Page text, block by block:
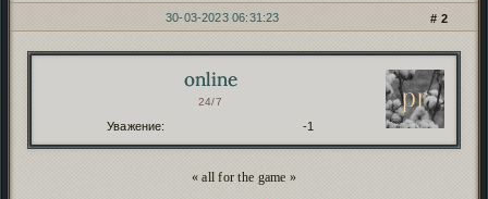
2
30-03-2023 06:31:23
online
24/7
Уважение: -1
« all for the game »